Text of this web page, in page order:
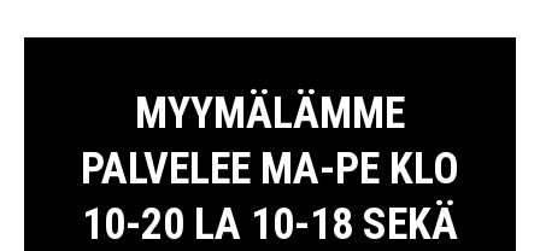
MYYMÄLÄMME
PALVELEE MA-PE KLO
10-20 LA 10-18 SEKÄ